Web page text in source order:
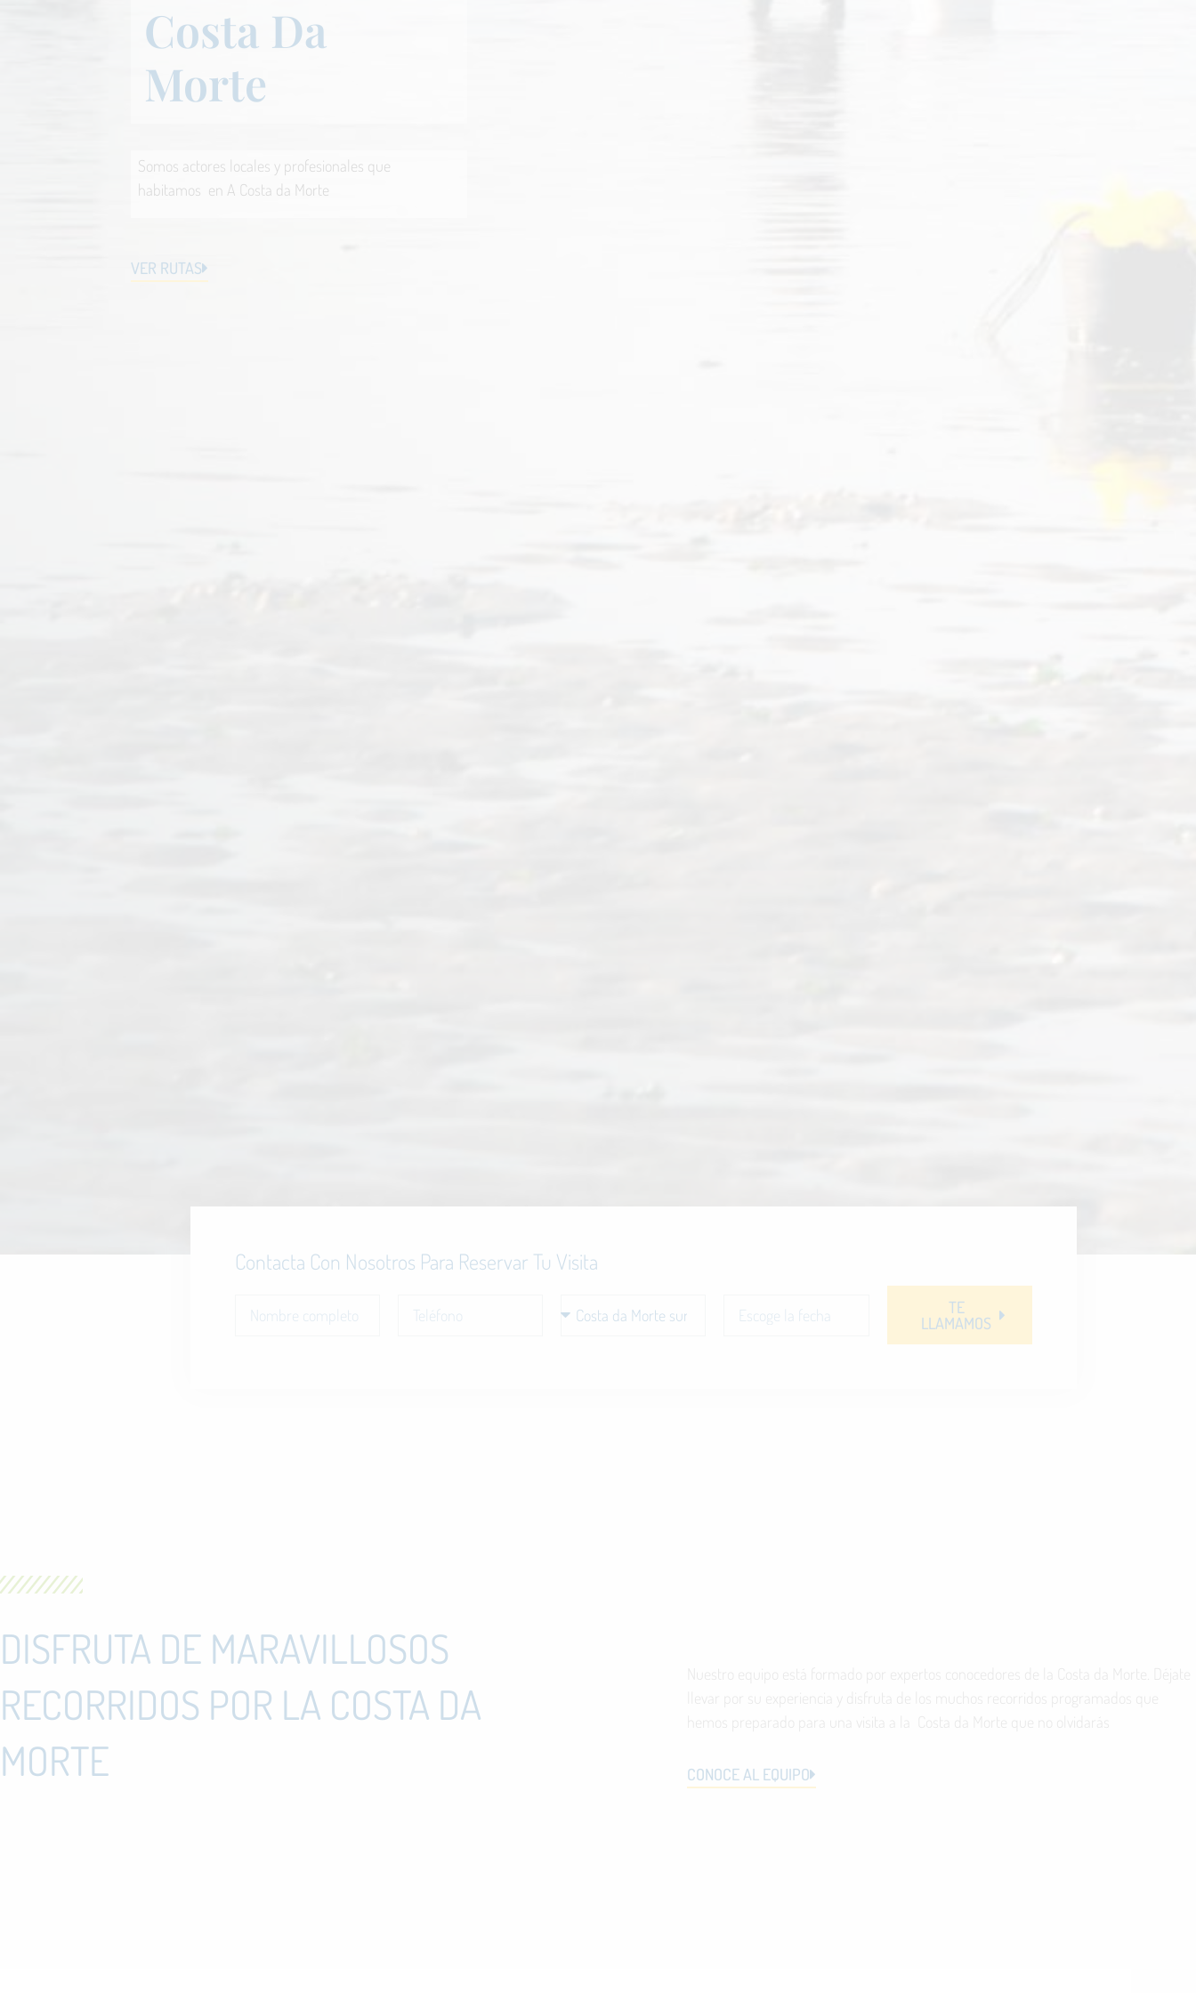
Costa Da
Morte
Somos actores locales y profesionales que
habitamos en A Costa da Morte
VER RUTAS
Contacta Con Nosotros Para Reservar Tu Visita
TE
LLAMAMOS
DISFRUTA DE MARAVILLOSOS
RECORRIDOS POR LA COSTA DA
MORTE
Nuestro equipo está formado por expertos conocedores de la Costa da Morte. Déjate
llevar por su experiencia y disfruta de los muchos recorridos programados que
hemos preparado para una visita a la Costa da Morte que no olvidarás
CONOCE AL EQUIPO